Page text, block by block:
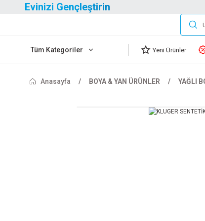
Evinizi Gençleştirin
Tüm Kategoriler Yeni Ürünler
Anasayfa BOYA & YAN ÜRÜNLER YAĞLI